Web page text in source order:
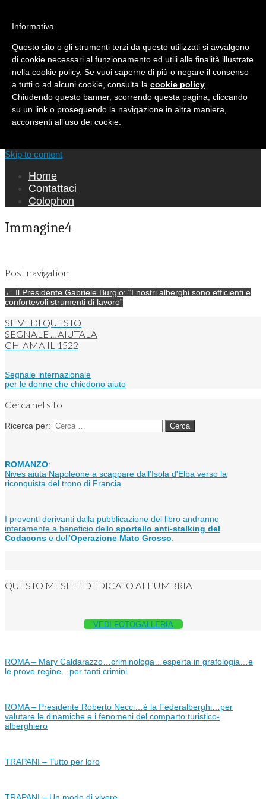
LE INTERVISTE SONO AGLI ITALIANI CHE
RICOPRONO RUOLI ISTITUZIONALI, A
QUELLI CHE RAPPRESENTANO LA SOCIETÀ E
A CHI È UN "COMUNE CITTADINO" ...
PER TUTTO QUESTO SIAMO "ORGOGLIOSI
Skip to content
Home
Contattaci
Colophon
Immagine4
Post navigation
← Il Presidente Gabriele Burgio: “I nostri alberghi sono efficienti e
confortevoli strumenti di lavoro”
SE VEDI QUESTO
SEGNALE ... AIUTALA
CHIAMA IL 1522
Segnale internazionale
per le donne che chiedono aiuto
Cerca nel sito
Ricerca per:
ROMANZO:
Nives aiuta Napoleone a scappare dall'Isola d'Elba verso la
riconquista del trono di Francia.
I proventi derivanti dalla pubblicazione del libro andranno
interamente a beneficio dello sportello anti-stalking del
Codacons e dell’Operazione Mato Grosso
QUESTO MESE E’ DEDICATO ALL’UMBRIA
VEDI FOTOGALLERIA
ROMA – Mary Caldarazzo…criminologa…esperta in grafologia…e
le prove regine…per tanti crimini
ROMA – Presidente Roberto Necci…è la Federalberghi…per
valutare le dinamiche e i fenomeni del comparto turistico-
alberghiero
TRAPANI – Tutto per loro
TRAPANI – Un modo di vivere
Informativa
Questo sito o gli strumenti terzi da questo utilizzati si avvalgono
di cookie necessari al funzionamento ed utili alle finalità illustrate
nella cookie policy. Se vuoi saperne di più o negare il consenso
a tutti o ad alcuni cookie, consulta la cookie policy
Chiudendo questo banner, scorrendo questa pagina, cliccando
su un link o proseguendo la navigazione in altra maniera,
acconsenti all’uso dei cookie.